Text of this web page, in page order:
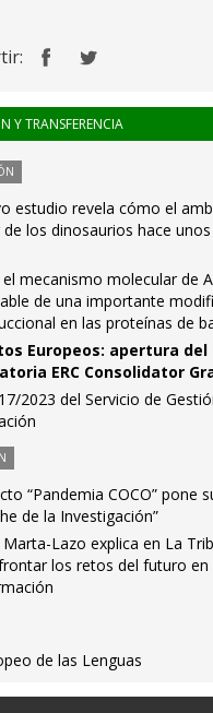
Y TRANSFERENCIA
estudio revela cómo el
los dinosaurios hace
el mecanismo molecular de
de una importante
en las proteínas de
Europeos: apertura del
ERC Consolidator
2023 del Servicio de
“Pandemia COCO” pone
de la Investigación”
Lazo explica en La
los retos del futuro en
de las Lenguas